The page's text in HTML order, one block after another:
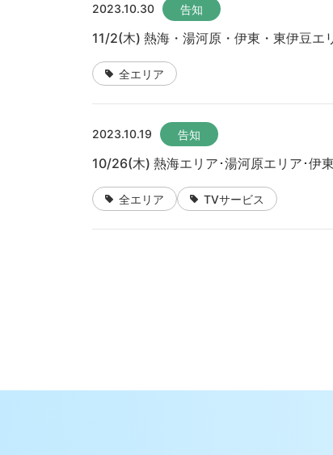
2023.10.30 告知
11/2(木) 熱海・湯河原・伊東・東伊豆エ
全エリア
2023.10.19 告知
10/26(木) 熱海エリア･湯河原エリア･伊
全エリア TVサービス